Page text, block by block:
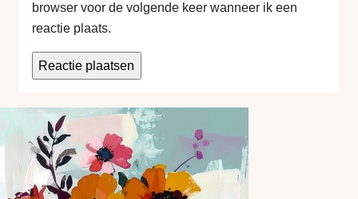
browser voor de volgende keer wanneer ik een
reactie plaats.